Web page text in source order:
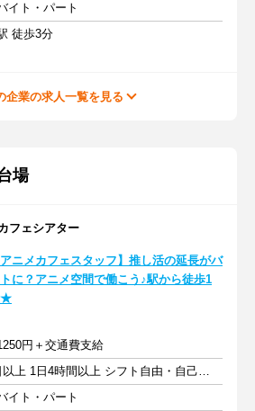
イト・パート
徒歩3分
企業の求人一覧を見る
場
フェシアター
アニメカフェスタッフ】推し活の延長がバ
に？アニメ空間で働こう♪駅から徒歩1
★
円＋交通費支給
週1日以上 1日4時間以上 シフト自由・自己申告
イト・パート